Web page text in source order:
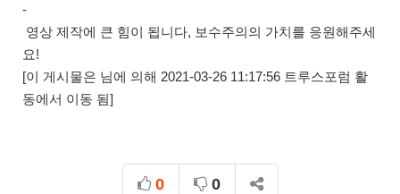
-
영상 제작에 큰 힘이 됩니다, 보수주의의 가치를 응원해주세
요!
[이 게시물은 님에 의해 2021-03-26 11:17:56 트루스포럼 활
동에서 이동 됨]
0 0